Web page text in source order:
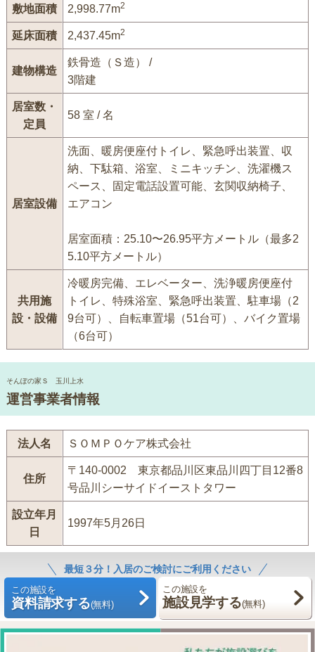
敷地面積 2,998.77m2
延床面積 2,437.45m2
建物構造
鉄骨造（Ｓ造） /
3階建
居室数・
定員
58 室 / 名
居室設備
洗面、暖房便座付トイレ、緊急呼出装置、収
納、下駄箱、浴室、ミニキッチン、洗濯機ス
ペース、固定電話設置可能、玄関収納椅子、
エアコン
居室面積：25.10〜26.95平方メートル（最多2
5.10平方メートル）
共用施
設・設備
冷暖房完備、エレベーター、洗浄暖房便座付
トイレ、特殊浴室、緊急呼出装置、駐車場（2
9台可）、自転車置場（51台可）、バイク置場
（6台可）
そんぽの家Ｓ 玉川上水
運営事業者情報
法人名 ＳＯＭＰＯケア株式会社
住所
〒140-0002 東京都品川区東品川四丁目12番8
号品川シーサイドイーストタワー
設立年月
日
1997年5月26日
最短３分！入居のご検討にご利用ください
この施設を
資料請求する(無料)
この施設を
施設見学する(無料)